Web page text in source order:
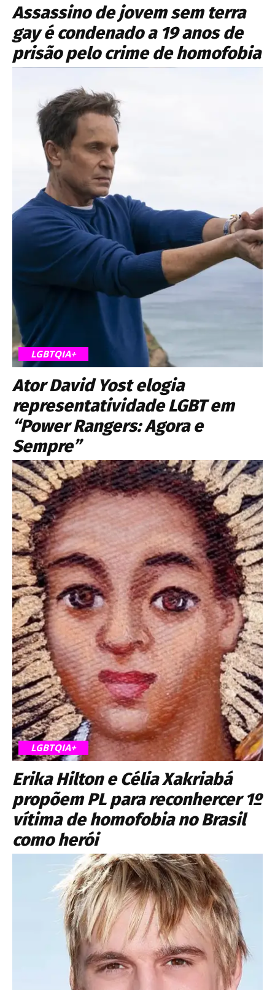
Assassino de jovem sem terra
gay é condenado a 19 anos de
prisão pelo crime de homofobia
LGBTQIA+
Ator David Yost elogia
representatividade LGBT em
“Power Rangers: Agora e
Sempre”
LGBTQIA+
Erika Hilton e Célia Xakriabá
propõem PL para reconhercer 1º
vítima de homofobia no Brasil
como herói